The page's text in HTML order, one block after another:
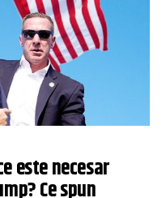
este necesar
Ce spun